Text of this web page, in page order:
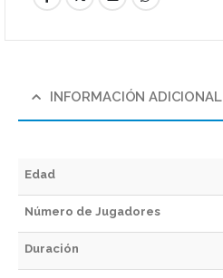
INFORMACIÓN ADICIONAL
Edad
Número de Jugadores
Duración